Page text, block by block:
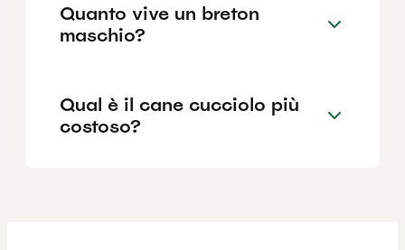
Quanto vive un breton
maschio?
Qual è il cane cucciolo più
costoso?